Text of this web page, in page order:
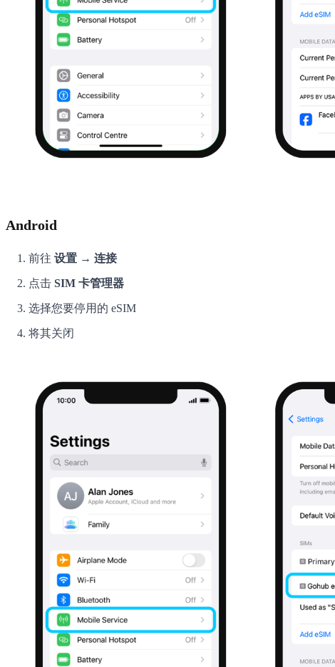
Android
前往 设置 → 连接
点击 SIM 卡管理器
选择您要停用的 eSIM
将其关闭